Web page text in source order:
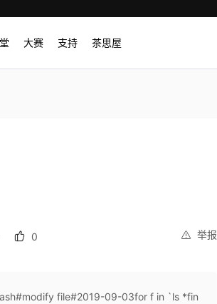
大赛 支持 茶思屋
举报
0
file#2019-09-03for f in `ls *fin